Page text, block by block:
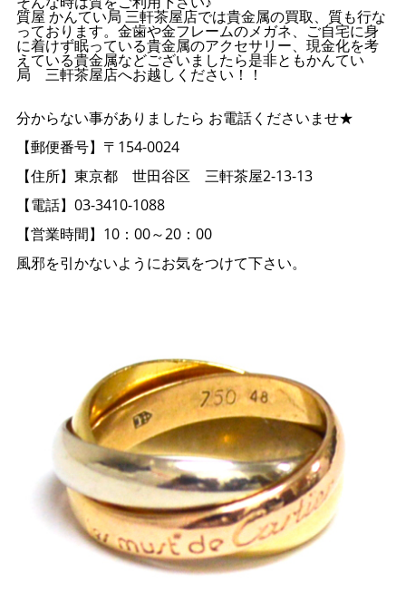
質屋 かんてい局 三軒茶屋店では貴金属の買取、質も行な
っております。金歯や金フレームのメガネ、ご自宅に身
に着けず眠っている貴金属のアクセサリー、現金化を考
えている貴金属などございましたら是非ともかんてい
局 三軒茶屋店へお越しください！！
分からない事がありましたら お電話くださいませ★
【郵便番号】〒154-0024
【住所】東京都 世田谷区 三軒茶屋2-13-13
【電話】03-3410-1088
【営業時間】10：00～20：00
風邪を引かないようにお気をつけて下さい。